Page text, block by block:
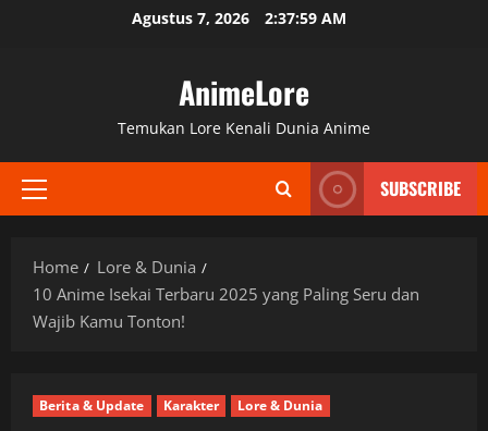
Agustus 7, 2026 2:38:01 AM
AnimeLore
Temukan Lore Kenali Dunia Anime
Primary
SUBSCRIBE
Home
Lore & Dunia
10 Anime Isekai Terbaru 2025 yang Paling Seru dan
Wajib Kamu Tonton!
Berita & Update Karakter Lore & Dunia